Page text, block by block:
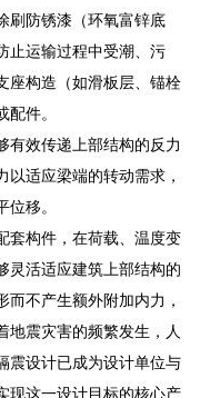
刷防锈漆（环氧富锌底
止运输过程中受潮、污
座构造（如滑板层、锚栓
件。
有效传递上部结构的反力
适应梁端的转动需求，
移。
套构件，在荷载、温度变
灵活适应建筑上部结构的
不产生额外附加内力，
地震灾害的频繁发生，人
震设计已成为设计单位与
现这一设计目标的核心产